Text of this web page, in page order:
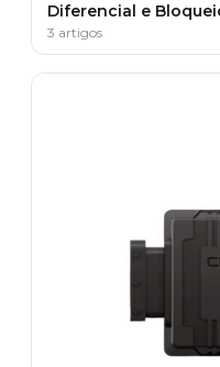
Diferencial e
3 artigos